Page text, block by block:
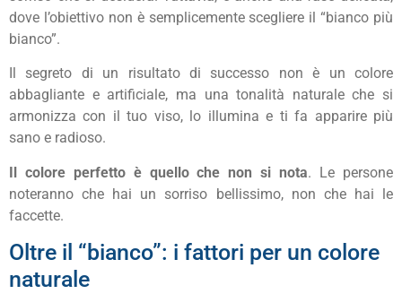
dove l’obiettivo non è semplicemente scegliere il “bianco più
bianco”.
Il segreto di un risultato di successo non è un colore
abbagliante e artificiale, ma una tonalità naturale che si
armonizza con il tuo viso, lo illumina e ti fa apparire più
sano e radioso.
Il colore perfetto è quello che non si nota. Le persone
noteranno che hai un sorriso bellissimo, non che hai le
faccette.
Oltre il “bianco”: i fattori per un colore
naturale